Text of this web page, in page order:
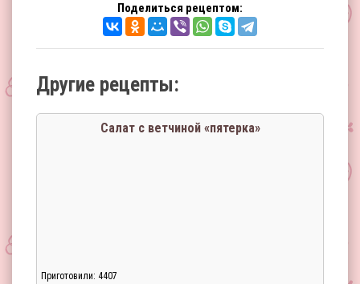
Поделиться рецептом:
Другие рецепты:
Салат с ветчиной «пятерка»
Приготовили: 4407